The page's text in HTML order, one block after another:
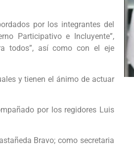
por los integrantes del
Participativo e Incluyente”,
todos”, así como con el eje
y tienen el ánimo de actuar
por los regidores Luis
Bravo; como secretaria